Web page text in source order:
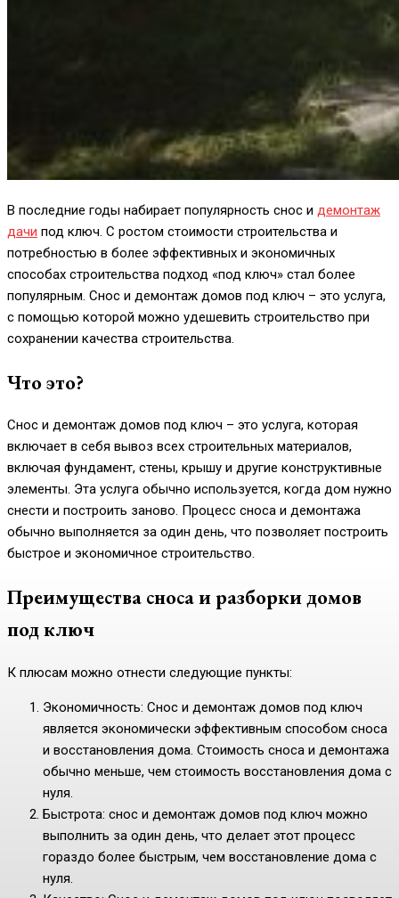
В последние годы набирает популярность снос и демонтаж
дачи под ключ. С ростом стоимости строительства и
потребностью в более эффективных и экономичных
способах строительства подход «под ключ» стал более
популярным. Снос и демонтаж домов под ключ – это услуга,
с помощью которой можно удешевить строительство при
сохранении качества строительства.
Что это?
Снос и демонтаж домов под ключ – это услуга, которая
включает в себя вывоз всех строительных материалов,
включая фундамент, стены, крышу и другие конструктивные
элементы. Эта услуга обычно используется, когда дом нужно
снести и построить заново. Процесс сноса и демонтажа
обычно выполняется за один день, что позволяет построить
быстрое и экономичное строительство.
Преимущества сноса и разборки домов
под ключ
К плюсам можно отнести следующие пункты:
Экономичность: Снос и демонтаж домов под ключ
является экономически эффективным способом сноса
и восстановления дома. Стоимость сноса и демонтажа
обычно меньше, чем стоимость восстановления дома с
нуля.
Быстрота: снос и демонтаж домов под ключ можно
выполнить за один день, что делает этот процесс
гораздо более быстрым, чем восстановление дома с
нуля.